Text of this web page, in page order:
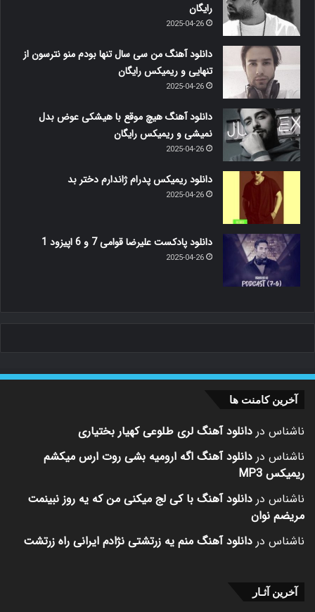
رایگان
2025-04-26
دانلود آهنگ من سی سال تنها بودم منو نترسون از
تنهایی و ریمیکس رایگان
2025-04-26
دانلود آهنگ هیچ موقع با هیشکی عوض بدل
نمیشی و ریمیکس رایگان
2025-04-26
دانلود ریمیکس پدرام ژاندارم دختر بد
2025-04-26
دانلود پادکست علیرضا قوامی 7 و 6 اپیزود 1
2025-04-26
آخرین کامنت ها
ناشناس در دانلود آهنگ لری طلوعی کهیار بختیاری
ناشناس در دانلود آهنگ اگه ارومیه بشی روت ارس میکشم
ریمیکس MP3
ناشناس در دانلود آهنگ با کی لج میکنی من که یه روز نبینمت
مریضم نوان
ناشناس در دانلود آهنگ منم یه زرتشتی نژادم ایرانی راه زرتشت
آخرین آثـار